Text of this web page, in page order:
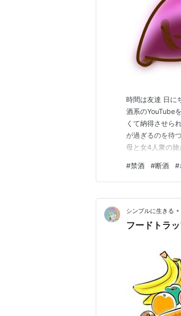
時間は友達 日に
酒系のYouTube
くて納得させら
が過ぎるのを待
母と女4人衆の
飲酒というもの
いのですが私の
#禁酒 #断酒 #
シンプルに生きる •
フードトラ